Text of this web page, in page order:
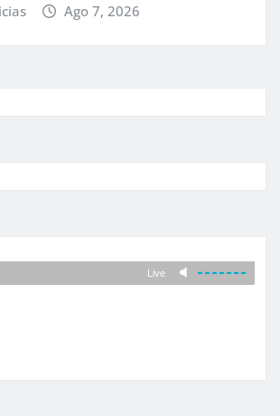
Ago 7, 2026